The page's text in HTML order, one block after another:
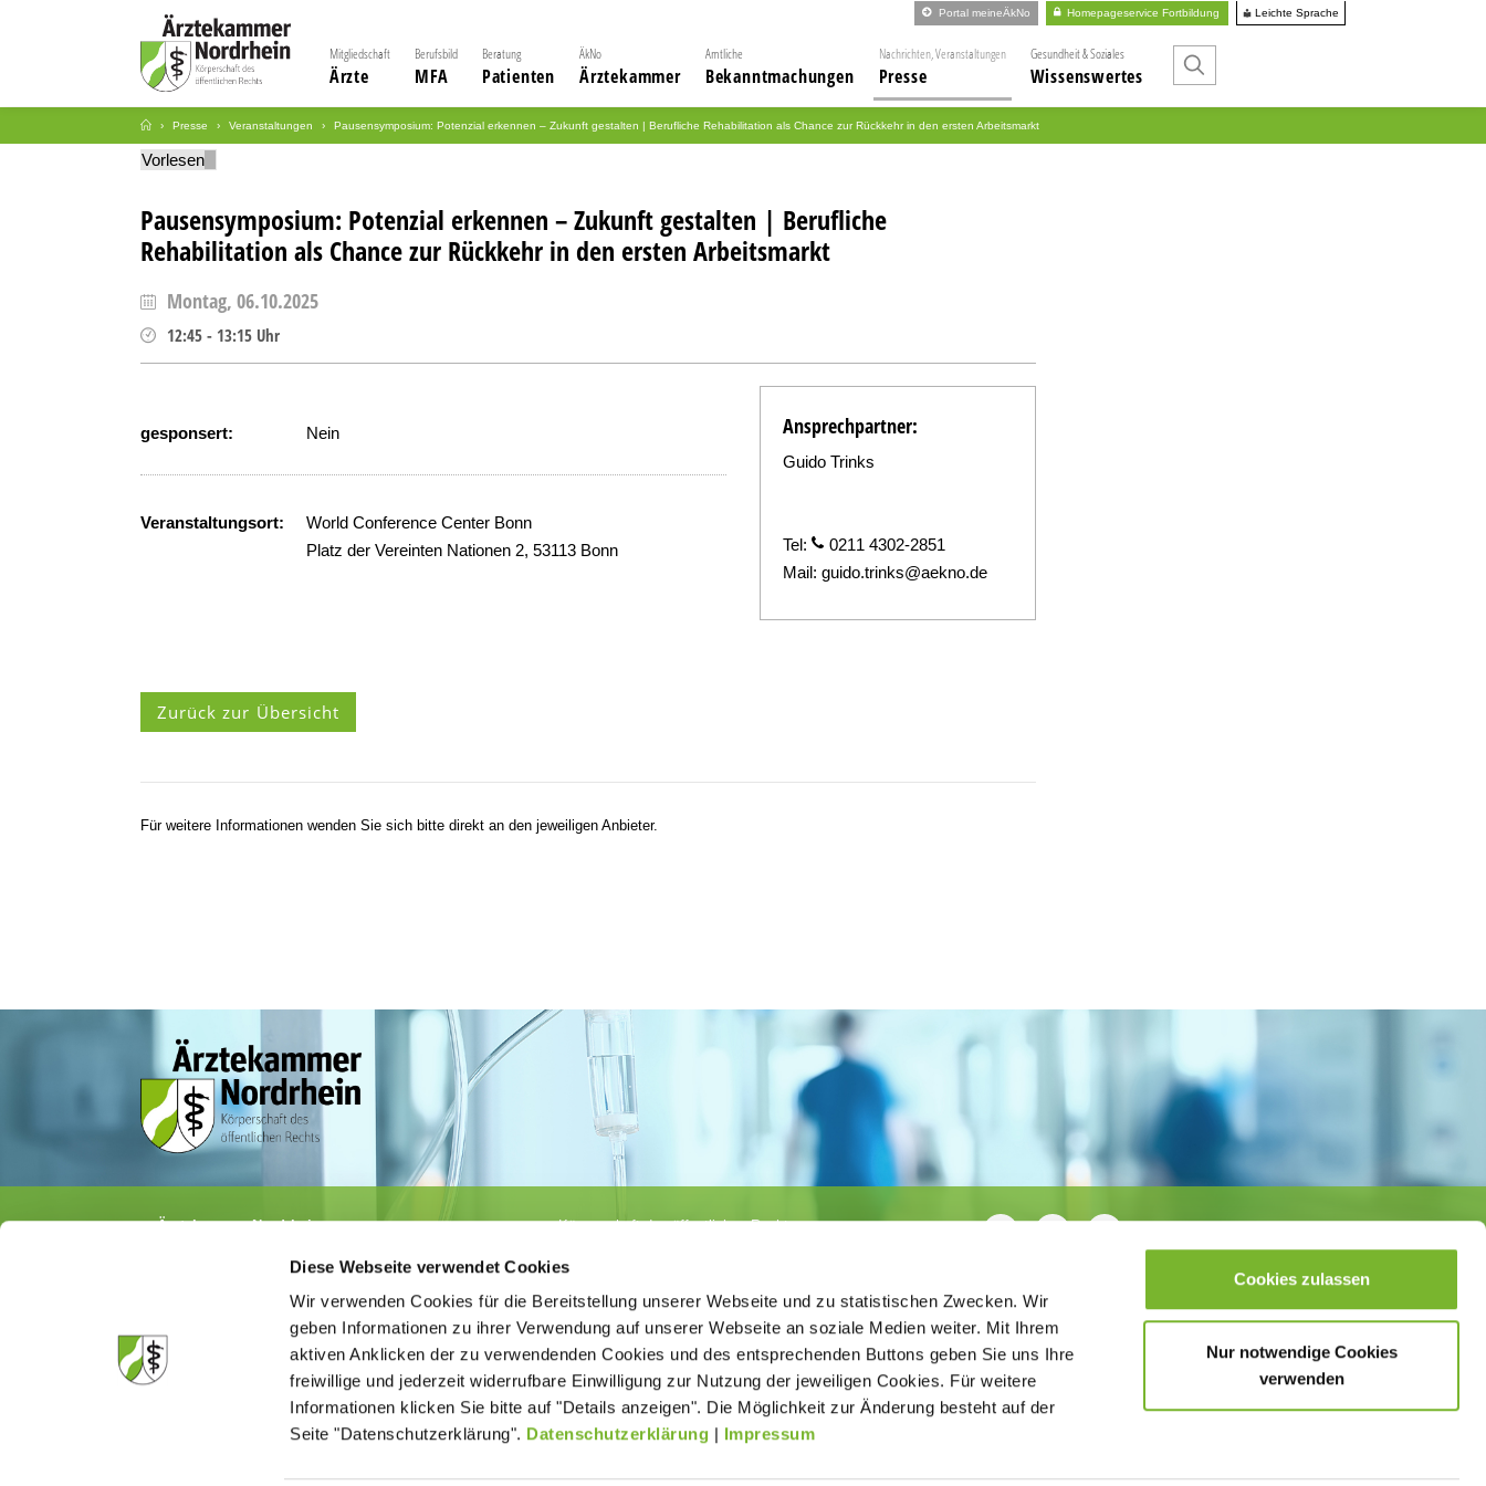
Diese Webseite verwendet Cookies
Wir verwenden Cookies für die Bereitstellung unserer Webseite und zu statistischen Zwecken. Wir
geben Informationen zu ihrer Verwendung auf unserer Webseite an soziale Medien weiter. Mit Ihrem
aktiven Anklicken der zu verwendenden Cookies und des entsprechenden Buttons geben Sie uns Ihre
freiwillige und jederzeit widerrufbare Einwilligung zur Nutzung der jeweiligen Cookies. Für weitere
Informationen klicken Sie bitte auf "Details anzeigen". Die Möglichkeit zur Änderung besteht auf der
Seite "Datenschutzerklärung". Datenschutzerklärung | Impressum
Cookies zulassen
Nur notwendige Cookies
verwenden
Portal meineÄkNo Homepageservice Fortbildung Leichte Sprache
Mitgliedschaft
Ärzte
Berufsbild
MFA
Beratung
Patienten
ÄkNo
Ärztekammer
Amtliche
Bekanntmachungen
Nachrichten, Veranstaltungen
Presse
Gesundheit & Soziales
Wissenswertes
Presse Veranstaltungen Pausensymposium: Potenzial erkennen – Zukunft gestalten | Berufliche Rehabilitation als Chance zur Rückkehr in den ersten Arbeitsmarkt
Vorlesen
Pausensymposium: Potenzial erkennen – Zukunft gestalten | Berufliche
Rehabilitation als Chance zur Rückkehr in den ersten Arbeitsmarkt
Montag, 06.10.2025
12:45 - 13:15 Uhr
gesponsert: Nein
Veranstaltungsort:
World Conference Center Bonn
Platz der Vereinten Nationen 2, 53113 Bonn
Ansprechpartner:
Guido Trinks
Tel:
0211 4302-2851
Mail: guido.trinks@aekno.de
Zurück zur Übersicht
Für weitere Informationen wenden Sie sich bitte direkt an den jeweiligen Anbieter.
Ärztekammer Nordrhein
· Fax 0211 / 4302 2009
aerztekammer@aekno.de
Körperschaft des öffentlichen Rechts
Die Medizinsuchmaschine "Medisuch" bestätigt der
Ärztekammer Nordrhein, dass die Homepage ohne
Kontakt